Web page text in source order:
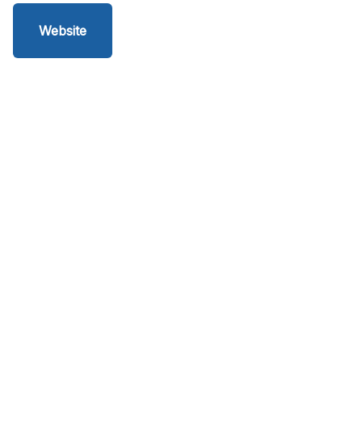
Website